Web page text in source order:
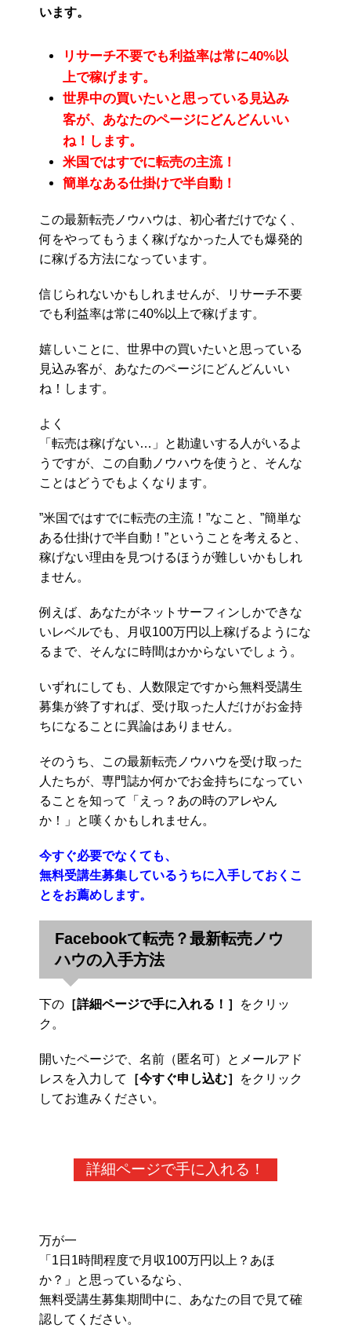
います。
リサーチ不要でも利益率は常に40%以
上で稼げます。
世界中の買いたいと思っている見込み
客が、あなたのページにどんどんいい
ね！します。
米国ではすでに転売の主流！
簡単なある仕掛けで半自動！
この最新転売ノウハウは、初心者だけでなく、
何をやってもうまく稼げなかった人でも爆発的
に稼げる方法になっています。
信じられないかもしれませんが、リサーチ不要
でも利益率は常に40%以上で稼げます。
嬉しいことに、世界中の買いたいと思っている
見込み客が、あなたのページにどんどんいい
ね！します。
よく
「転売は稼げない…」と勘違いする人がいるよ
うですが、この自動ノウハウを使うと、そんな
ことはどうでもよくなります。
”米国ではすでに転売の主流！”なこと、”簡単な
ある仕掛けで半自動！”ということを考えると、
稼げない理由を見つけるほうが難しいかもしれ
ません。
例えば、あなたがネットサーフィンしかできな
いレベルでも、月収100万円以上稼げるようにな
るまで、そんなに時間はかからないでしょう。
いずれにしても、人数限定ですから無料受講生
募集が終了すれば、受け取った人だけがお金持
ちになることに異論はありません。
そのうち、この最新転売ノウハウを受け取った
人たちが、専門誌か何かでお金持ちになってい
ることを知って「えっ？あの時のアレやん
か！」と嘆くかもしれません。
今すぐ必要でなくても、
無料受講生募集しているうちに入手しておくこ
とをお薦めします。
Facebookて転売？最新転売ノウ
ハウの入手方法
下の ［詳細ページで手に入れる！］
をクリッ
ク。
開いたページで、名前（匿名可）とメールアド
レスを入力して
［今すぐ申し込む］
をクリック
してお進みください。
詳細ページで手に入れる！
万が一
「1日1時間程度で月収100万円以上？あほ
か？」と思っているなら、
無料受講生募集期間中に、あなたの目で見て確
認してください。